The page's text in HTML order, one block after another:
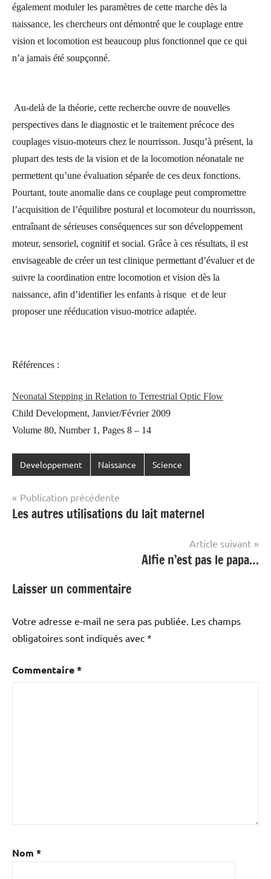
également moduler les paramètres de cette marche dès la
naissance, les chercheurs ont démontré que le couplage entre
vision et locomotion est beaucoup plus fonctionnel que ce qui
n’a jamais été soupçonné.
Au-delà de la théorie, cette recherche ouvre de nouvelles
perspectives dans le diagnostic et le traitement précoce des
couplages visuo-moteurs chez le nourrisson. Jusqu’à présent, la
plupart des tests de la vision et de la locomotion néonatale ne
permettent qu’une évaluation séparée de ces deux fonctions.
Pourtant, toute anomalie dans ce couplage peut compromettre
l’acquisition de l’équilibre postural et locomoteur du nourrisson,
entraînant de sérieuses conséquences sur son développement
moteur, sensoriel, cognitif et social. Grâce à ces résultats, il est
envisageable de créer un test clinique permettant d’évaluer et de
suivre la coordination entre locomotion et vision dès la
naissance, afin d’identifier les enfants à risque et de leur
proposer une rééducation visuo-motrice adaptée.
Références :
Neonatal Stepping in Relation to Terrestrial Optic Flow
Child Development, Janvier/Février 2009
Volume 80, Number 1, Pages 8 – 14
Developpement Naissance Science
Navigation
de
Publication précédente
Les autres utilisations du lait maternel
Article suivant
Alfie n’est pas le papa…
Laisser un commentaire
Votre adresse e-mail ne sera pas publiée. Les champs
obligatoires sont indiqués avec *
Commentaire*
Nom *